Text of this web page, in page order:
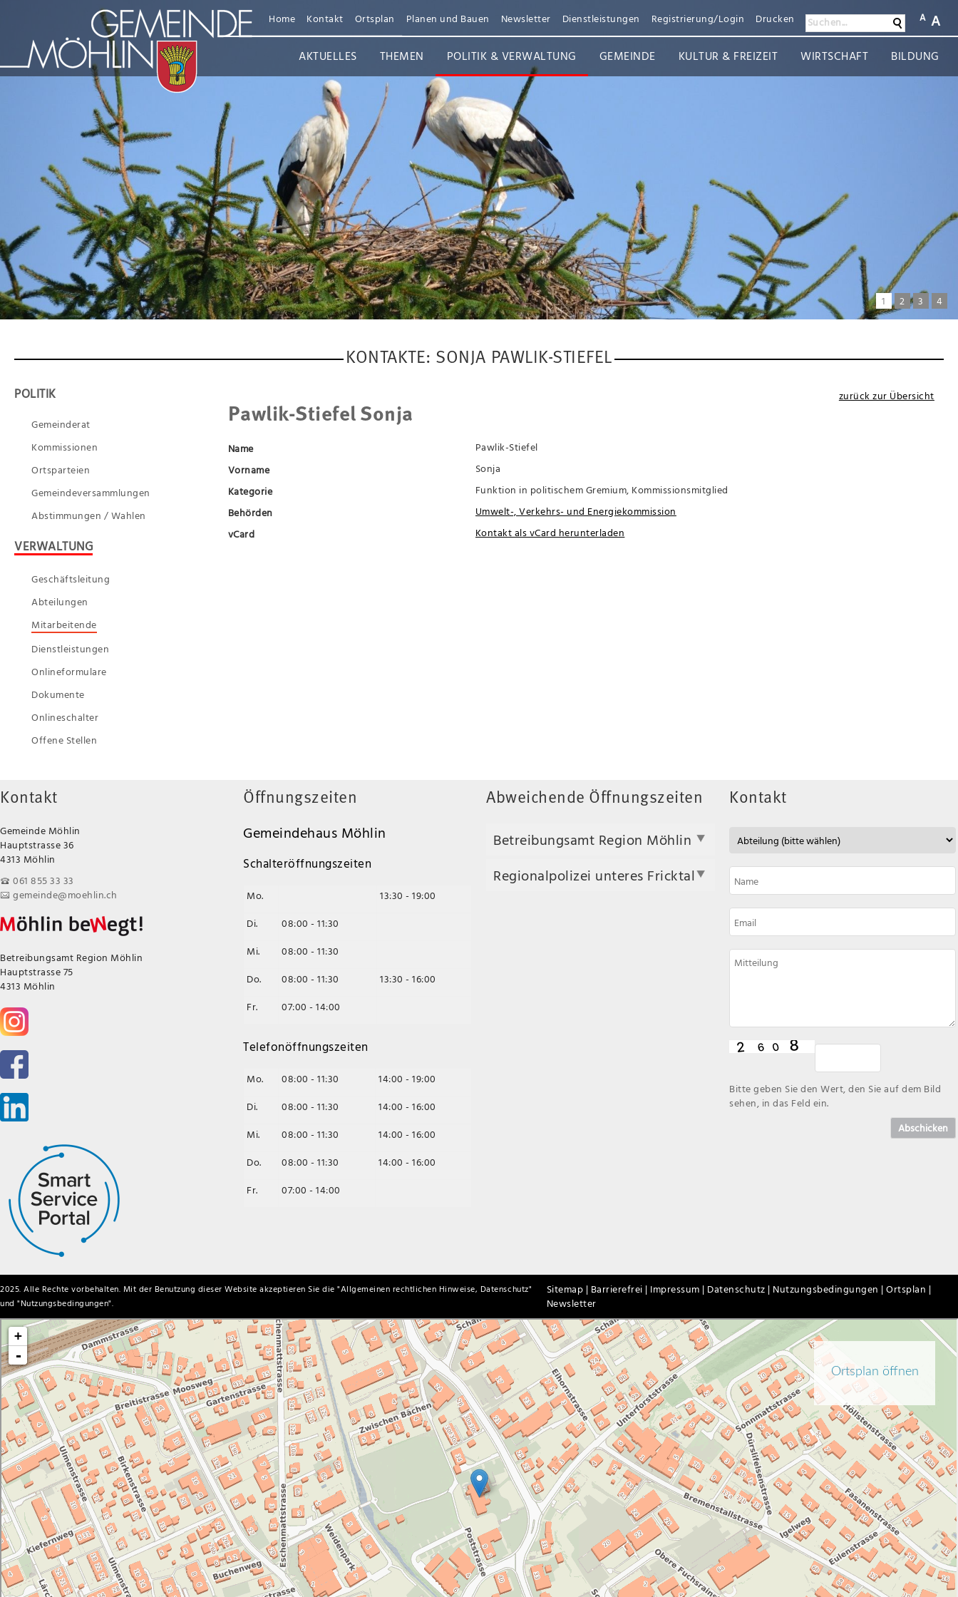
A A
Suchen...
Home Kontakt Ortsplan Planen und Bauen Newsletter Dienstleistungen Registrierung/Login DruckenSuchen
AKTUELLES THEMEN POLITIK & VERWALTUNG GEMEINDE KULTUR & FREIZEIT WIRTSCHAFT BILDUNG
1 2 3 4
KONTAKTE: SONJA PAWLIK-STIEFEL
POLITIK
Gemeinderat
Kommissionen
Ortsparteien
Gemeindeversammlungen
Abstimmungen / Wahlen
VERWALTUNG
Geschäftsleitung
Abteilungen
Mitarbeitende
Dienstleistungen
Onlineformulare
Dokumente
Onlineschalter
Offene Stellen
zurück zur Übersicht
Pawlik-Stiefel Sonja
Name
Pawlik-Stiefel
Vorname
Sonja
Kategorie
Funktion in politischem Gremium, Kommissionsmitglied
Behörden
Umwelt-, Verkehrs- und Energiekommission
vCard
Kontakt als vCard herunterladen
Kontakt
Gemeinde Möhlin
Hauptstrasse 36
4313 Möhlin
061 855 33 33
gemeinde@moehlin.ch
Betreibungsamt Region Möhlin
Hauptstrasse 75
4313 Möhlin
Öffnungszeiten
Gemeindehaus Möhlin
Schalteröffnungszeiten
Mo.
13:30 - 19:00
Di.
08:00 - 11:30
Mi.
08:00 - 11:30
Do.
08:00 - 11:30
13:30 - 16:00
Fr.
07:00 - 14:00
Telefonöffnungszeiten
Mo. 08:00 - 11:30
14:00 - 19:00
Di.
08:00 - 11:30
14:00 - 16:00
Mi.
08:00 - 11:30
14:00 - 16:00
Do.
08:00 - 11:30
14:00 - 16:00
Fr.
07:00 - 14:00
Abweichende Öffnungszeiten
Betreibungsamt Region Möhlin
Regionalpolizei unteres Fricktal
Kontakt
Bitte geben Sie den Wert, den Sie auf dem Bild
sehen, in das Feld ein.
Abschicken
2025. Alle Rechte vorbehalten. Mit der Benutzung dieser Website akzeptieren Sie die "Allgemeinen rechtlichen Hinweise, Datenschutz"
und "Nutzungsbedingungen".
Sitemap | Barrierefrei | Impressum | Datenschutz | Nutzungsbedingungen |Ortsplan |
Newsletter